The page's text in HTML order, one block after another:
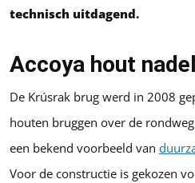
technisch uitdagend.
Accoya hout
De Krúsrak brug werd in 2008
houten bruggen over de
een bekend voorbeeld van
Voor de constructie is gekozen